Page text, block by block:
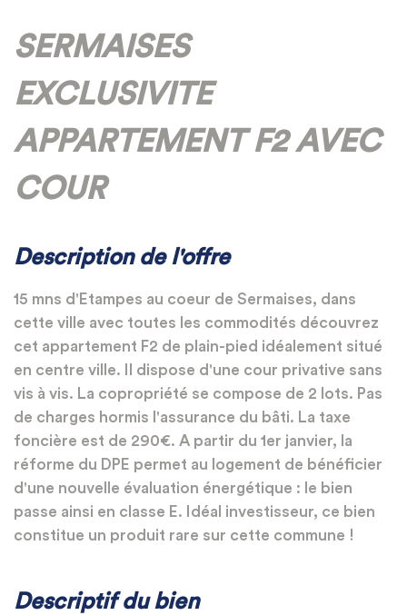
SERMAISES
EXCLUSIVITE
APPARTEMENT F2 AVEC
COUR
Description de l'offre
15 mns d'Etampes au coeur de Sermaises, dans
cette ville avec toutes les commodités découvrez
cet appartement F2 de plain-pied idéalement situé
en centre ville. Il dispose d'une cour privative sans
vis à vis. La copropriété se compose de 2 lots. Pas
de charges hormis l'assurance du bâti. La taxe
foncière est de 290€. A partir du 1er janvier, la
réforme du DPE permet au logement de bénéficier
d'une nouvelle évaluation énergétique : le bien
passe ainsi en classe E. Idéal investisseur, ce bien
constitue un produit rare sur cette commune !
Descriptif du bien